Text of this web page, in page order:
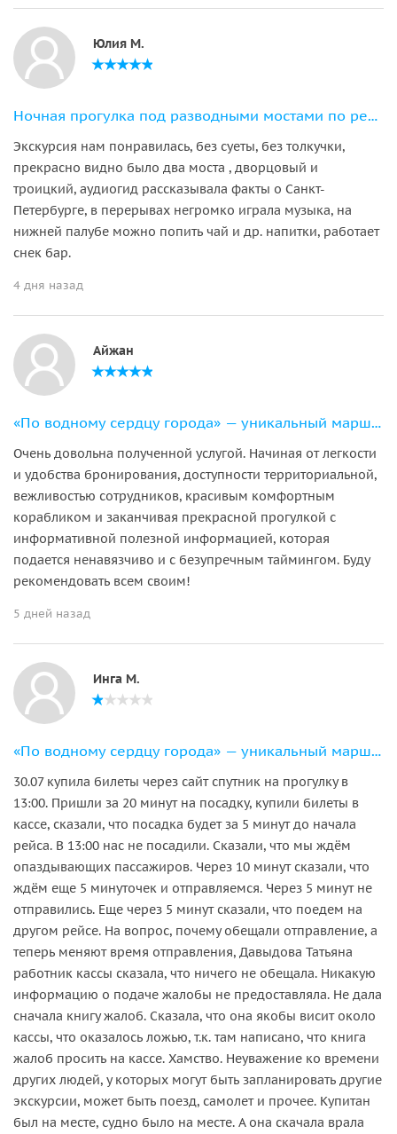
Юлия М.
Ночная прогулка под разводными мостами по рекам и каналам Петербурга
Экскурсия нам понравилась, без суеты, без толкучки,
прекрасно видно было два моста , дворцовый и
троицкий, аудиогид рассказывала факты о Санкт-
Петербурге, в перерывах негромко играла музыка, на
нижней палубе можно попить чай и др. напитки, работает
снек бар.
4 дня назад
Айжан
«По водному сердцу города» — уникальный маршрут на 11-местном катере
Очень довольна полученной услугой. Начиная от легкости
и удобства бронирования, доступности территориальной,
вежливостью сотрудников, красивым комфортным
корабликом и заканчивая прекрасной прогулкой с
информативной полезной информацией, которая
подается ненавязчиво и с безупречным таймингом. Буду
рекомендовать всем своим!
5 дней назад
Инга М.
«По водному сердцу города» — уникальный маршрут на 11-местном катере
30.07 купила билеты через сайт спутник на прогулку в
13:00. Пришли за 20 минут на посадку, купили билеты в
кассе, сказали, что посадка будет за 5 минут до начала
рейса. В 13:00 нас не посадили. Сказали, что мы ждём
опаздывающих пассажиров. Через 10 минут сказали, что
ждём еще 5 минуточек и отправляемся. Через 5 минут не
отправились. Еще через 5 минут сказали, что поедем на
другом рейсе. На вопрос, почему обещали отправление, а
теперь меняют время отправления, Давыдова Татьяна
работник кассы сказала, что ничего не обещала. Никакую
информацию о подаче жалобы не предоставляла. Не дала
сначала книгу жалоб. Сказала, что она якобы висит около
кассы, что оказалось ложью, т.к. там написано, что книга
жалоб просить на кассе. Хамство. Неуважение ко времени
других людей, у которых могут быть запланировать другие
экскурсии, может быть поезд, самолет и прочее. Купитан
был на месте, судно было на месте. А она скачала врала